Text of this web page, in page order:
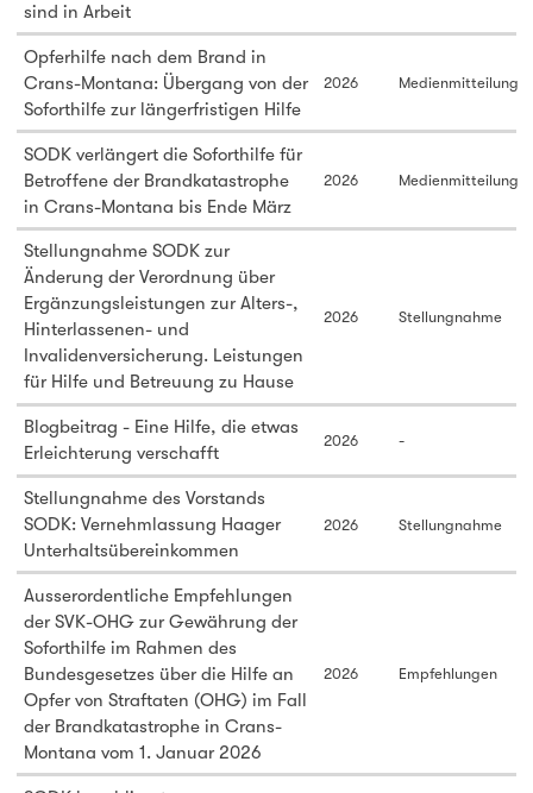
sind in Arbeit
Opferhilfe nach dem Brand in
Crans-Montana: Übergang von der
Soforthilfe zur längerfristigen Hilfe
2026 Medienmitteilung
SODK verlängert die Soforthilfe für
Betroffene der Brandkatastrophe
in Crans-Montana bis Ende März
2026 Medienmitteilung
Stellungnahme SODK zur
Änderung der Verordnung über
Ergänzungsleistungen zur Alters-,
Hinterlassenen- und
Invalidenversicherung. Leistungen
für Hilfe und Betreuung zu Hause
2026 Stellungnahme
Blogbeitrag - Eine Hilfe, die etwas
Erleichterung verschafft
2026 -
Stellungnahme des Vorstands
SODK: Vernehmlassung Haager
Unterhaltsübereinkommen
2026 Stellungnahme
Ausserordentliche Empfehlungen
der SVK-OHG zur Gewährung der
Soforthilfe im Rahmen des
Bundesgesetzes über die Hilfe an
Opfer von Straftaten (OHG) im Fall
der Brandkatastrophe in Crans-
Montana vom 1. Januar 2026
2026 Empfehlungen